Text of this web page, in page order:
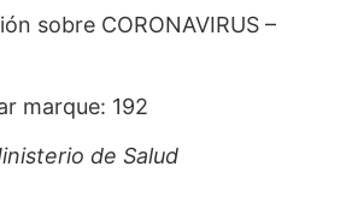
sobre CORONAVIRUS –
marque: 192
de Salud